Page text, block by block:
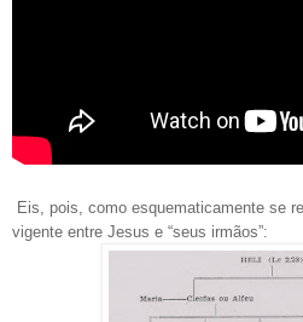
Eis, pois, como esquematicamente se
vigente entre Jesus e “seus irmãos”: